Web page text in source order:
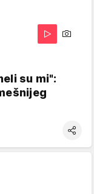
su mi":